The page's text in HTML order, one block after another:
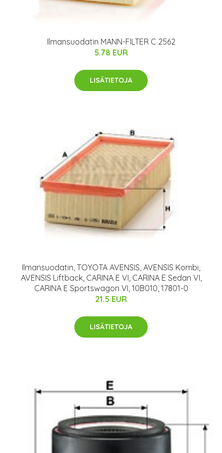
Ilmansuodatin MANN-FILTER C 2562
5.78 EUR
LISÄTIETOJA
Ilmansuodatin, TOYOTA AVENSIS, AVENSIS Kombi,
AVENSIS Liftback, CARINA E VI, CARINA E Sedan VI,
CARINA E Sportswagon VI, 10B010, 17801-0
21.5 EUR
LISÄTIETOJA